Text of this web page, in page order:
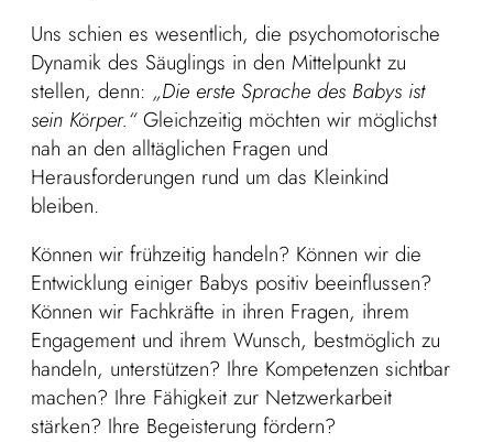
Uns schien es wesentlich, die psychomotorische
Dynamik des Säuglings in den Mittelpunkt zu
stellen, denn: „Die erste Sprache des Babys ist
sein Körper.“Gleichzeitig möchten wir möglichst
nah an den alltäglichen Fragen und
Herausforderungen rund um das Kleinkind
bleiben.
Können wir frühzeitig handeln? Können wir die
Entwicklung einiger Babys positiv beeinflussen?
Können wir Fachkräfte in ihren Fragen, ihrem
Engagement und ihrem Wunsch, bestmöglich zu
handeln, unterstützen? Ihre Kompetenzen sichtbar
machen? Ihre Fähigkeit zur Netzwerkarbeit
stärken? Ihre Begeisterung fördern?